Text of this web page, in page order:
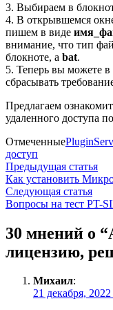
3. Выбираем в
4. В открывшемся
пишем в виде
внимание, что тип
блокноте, а bat.
5. Теперь вы можете в
сбрасывать
Предлагаем
удаленного доступа по
ОтмеченныеPlugin
доступ
Навигация
по
записям
Предыдущая статья
Как установить
Следующая статья
Вопросы на тест PT-
30 мнений о “
лицензию,
Михаил:
21 декабря,